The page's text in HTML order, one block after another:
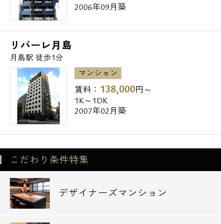
2006年09月築
リバーレ月島
月島駅 徒歩1分
マンション
賃料： 138,000円～
1K～1DK
2007年02月築
こだわり条件特集
デザイナーズマンション